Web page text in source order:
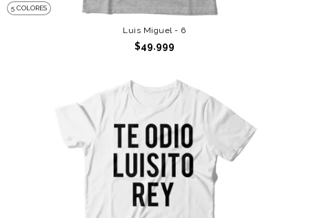
5 COLORES
Luis Miguel - 6
$49.999